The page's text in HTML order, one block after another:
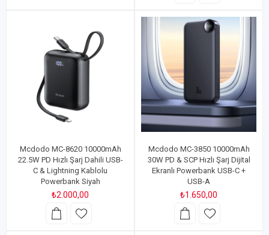
Mcdodo MC-8620 10000mAh
22.5W PD Hızlı Şarj Dahili USB-
C & Lightning Kablolu
Powerbank Siyah
₺2.000,00
Mcdodo MC-3850 10000mAh
30W PD & SCP Hızlı Şarj Dijital
Ekranlı Powerbank USB-C +
USB-A
₺1.650,00